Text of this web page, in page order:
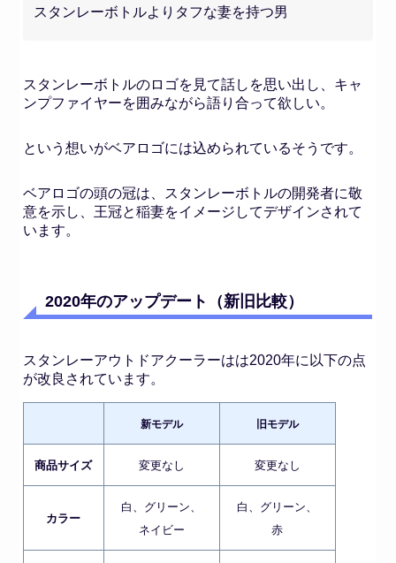
スタンレーボトルよりタフな妻を持つ男
スタンレーボトルのロゴを見て話しを思い出し、キャ
ンプファイヤーを囲みながら語り合って欲しい。
という想いがベアロゴには込められているそうです。
ベアロゴの頭の冠は、スタンレーボトルの開発者に敬
意を示し、王冠と稲妻をイメージしてデザインされて
います。
2020年のアップデート（新旧比較）
スタンレーアウトドアクーラーはは2020年に以下の点
が改良されています。
新モデル 旧モデル
商品サイズ 変更なし 変更なし
カラー
白、グリーン、
ネイビー
白、グリーン、
赤